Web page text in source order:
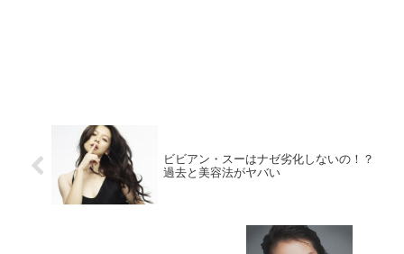
ビビアン・スーはナゼ劣化しないの！？
過去と美容法がヤバい